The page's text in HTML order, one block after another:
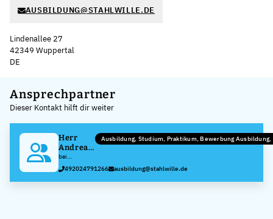
AUSBILDUNG@STAHLWILLE.DE
Lindenallee 27
42349 Wuppertal
DE
+
−
Ansprechpartner
Dieser Kontakt hilft dir weiter
Herr
Andreas
Kolfhaus
bei
Stahlwille
Eduard Wille
GmbH & Co.
Ausbildung, Studium, Praktikum, Bewerbung
492024791266 ausbildung@stahlwille.de